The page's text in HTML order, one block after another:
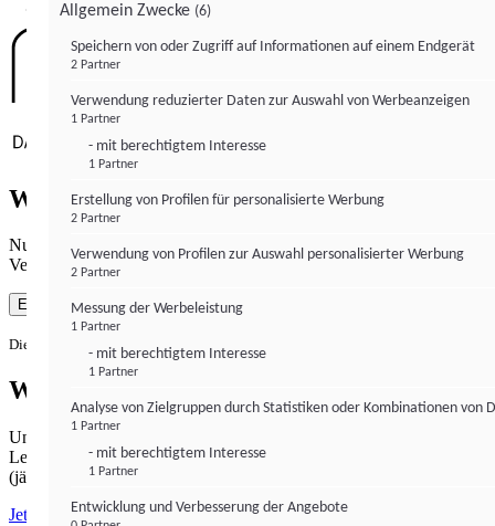
Wie gewohnt mit Werbung lesen
Nutzen Sie institutional-money.com mit Ihrer Zustimmung zur
Verwendung von Cookies für Webanalyse und Werbemaßnahmen.
Einverstanden
Die Zustimmung ist jederzeit widerrufbar.
Werbefrei lesen
Unabhängiger Journalismus hat seinen Preis.
Lesen Sie institutional-money.com PUR für 33,99€ pro Monat
(jährliche Abrechnung).
Jetzt abonnieren
Allgemein Zwecke (6)
Speichern von oder Zugriff auf Informationen auf einem Endgerät
2 Partner
Verwendung reduzierter Daten zur Auswahl von Werbeanzeigen
1 Partner
- mit berechtigtem Interesse
1 Partner
Erstellung von Profilen für personalisierte Werbung
2 Partner
Verwendung von Profilen zur Auswahl personalisierter Werbung
2 Partner
Messung der Werbeleistung
1 Partner
- mit berechtigtem Interesse
1 Partner
Analyse von Zielgruppen durch Statistiken oder Kombinationen von
1 Partner
- mit berechtigtem Interesse
1 Partner
Entwicklung und Verbesserung der Angebote